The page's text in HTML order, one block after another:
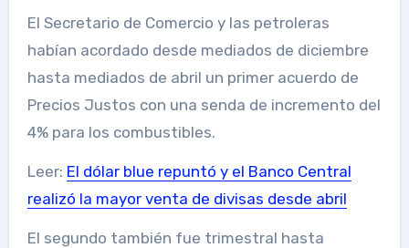
El Secretario de Comercio y las petroleras
habían acordado desde mediados de diciembre
hasta mediados de abril un primer acuerdo de
Precios Justos con una senda de incremento del
4% para los combustibles.
Leer: El dólar blue repuntó y el Banco Central
realizó la mayor venta de divisas desde abril
El segundo también fue trimestral hasta